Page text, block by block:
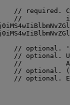
// required.
//           in
// optional.
// optional.
//           An
// optional.
// optional.